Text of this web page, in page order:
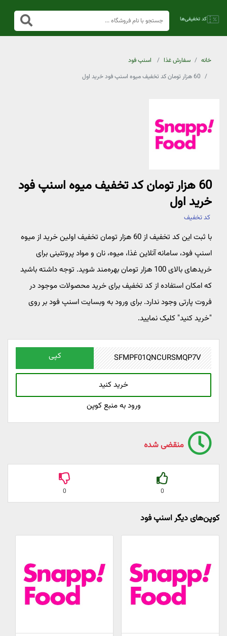
خانه سفارش غذا
اسنپ فود
60 هزار تومان کد تخفیف میوه اسنپ فود خرید اول
60 هزار تومان کد تخفیف میوه اسنپ فود
خرید اول
کد تخفیف
با ثبت این کد تخفیف از 60 هزار تومان تخفیف اولین خرید از میوه
اسنپ فود، سامانه آنلاین غذا، میوه، نان و مواد پروتئینی برای
خریدهای بالای 100 هزار تومان بهره‌مند شوید. توجه داشته باشید
که امکان استفاده از کد تخفیف برای خرید محصولات موجود در
فروت پارتی وجود ندارد. برای ورود به وبسایت اسنپ فود بر روی
"خرید کنید" کلیک نمایید.
کپی
خرید کنید
ورود به منبع کوپن
منقضی شده
0
0
کوپن‌های دیگر اسنپ فود